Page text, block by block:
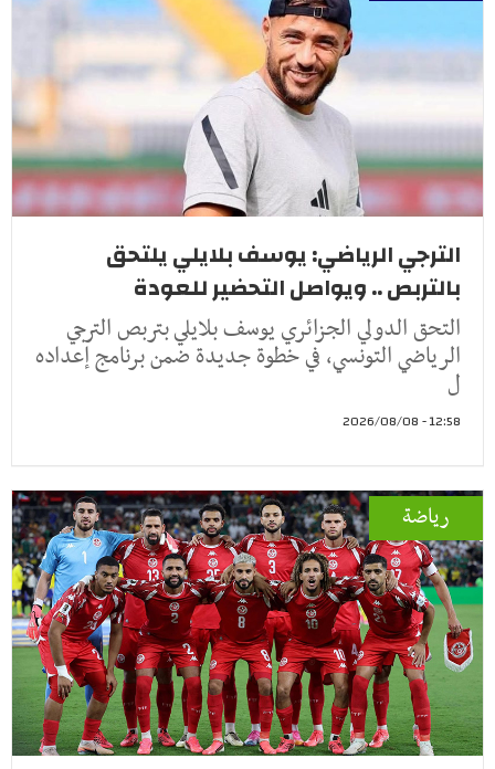
الترجي الرياضي: يوسف بلايلي يلتحق
بالتربص .. ويواصل التحضير للعودة
التحق الدولي الجزائري يوسف بلايلي بتربص الترجي
الرياضي التونسي، في خطوة جديدة ضمن برنامج إعداده
ل
12:58 - 2026/08/08
رياضة